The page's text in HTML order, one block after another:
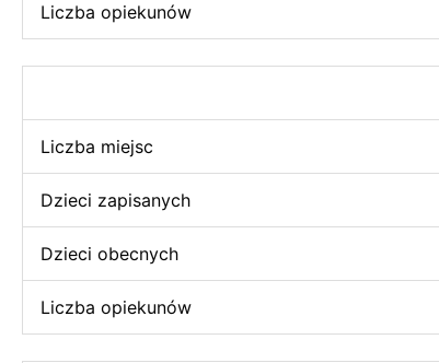
Liczba opiekunów
Liczba miejsc
Dzieci zapisanych
Dzieci obecnych
Liczba opiekunów